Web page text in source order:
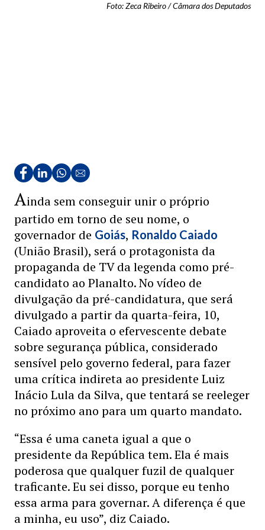
Foto: Zeca Ribeiro / Câmara dos Deputados
Ainda sem conseguir unir o próprio
partido em torno de seu nome, o
governador de Goiás, Ronaldo Caiado
(União Brasil), será o protagonista da
propaganda de TV da legenda como pré-
candidato ao Planalto. No vídeo de
divulgação da pré-candidatura, que será
divulgado a partir da quarta-feira, 10,
Caiado aproveita o efervescente debate
sobre segurança pública, considerado
sensível pelo governo federal, para fazer
uma crítica indireta ao presidente Luiz
Inácio Lula da Silva, que tentará se reeleger
no próximo ano para um quarto mandato.
“Essa é uma caneta igual a que o
presidente da República tem. Ela é mais
poderosa que qualquer fuzil de qualquer
traficante. Eu sei disso, porque eu tenho
essa arma para governar. A diferença é que
a minha, eu uso”, diz Caiado.